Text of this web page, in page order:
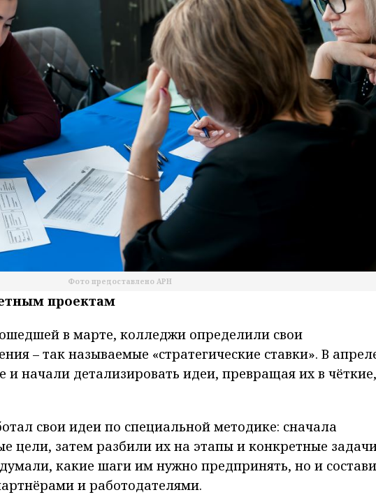
Фото предоставлено АРН
проектам
в марте, колледжи определили свои
– так называемые «стратегические ставки». В
начали детализировать идеи, превращая их в чёткие,
свои идеи по специальной методике: сначала
цели, затем разбили их на этапы и конкретные
какие шаги им нужно предпринять, но и
и работодателями.